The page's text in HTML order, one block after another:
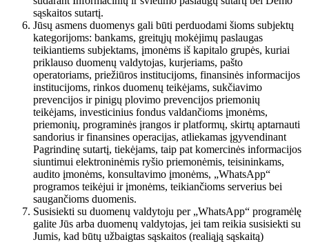
sąskaitos sutartį.
Jūsų asmens duomenys gali būti perduodami šioms subjektų
kategorijoms: bankams, greitųjų mokėjimų paslaugas
teikiantiems subjektams, įmonėms iš kapitalo grupės, kuriai
priklauso duomenų valdytojas, kurjeriams, pašto
operatoriams, priežiūros institucijoms, finansinės informacijos
institucijoms, rinkos duomenų teikėjams, sukčiavimo
prevencijos ir pinigų plovimo prevencijos priemonių
teikėjams, investicinius fondus valdančioms įmonėms,
priemonių, programinės įrangos ir platformų, skirtų aptarnauti
sandorius ir finansines operacijas, atliekamas įgyvendinant
Pagrindinę sutartį, tiekėjams, taip pat komercinės informacijos
siuntimui elektroninėmis ryšio priemonėmis, teisininkams,
audito įmonėms, konsultavimo įmonėms, „WhatsApp“
programos teikėjui ir įmonėms, teikiančioms serverius bei
saugančioms duomenis.
Susisiekti su duomenų valdytoju per „WhatsApp“ programėlę
galite Jūs arba duomenų valdytojas, jei tam reikia susisiekti su
Jumis, kad būtų užbaigtas sąskaitos (realiąją sąskaitą)